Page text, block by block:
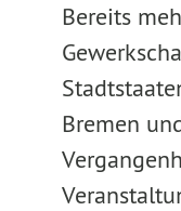
Bereits
Bremen